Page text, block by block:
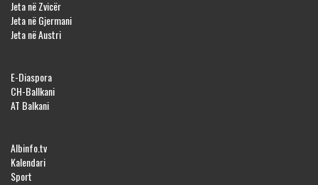
Jeta në Zvicër
Jeta në Gjermani
Jeta në Austri
E-Diaspora
CH-Ballkani
AT Balkani
Albinfo.tv
Kalendari
Sport